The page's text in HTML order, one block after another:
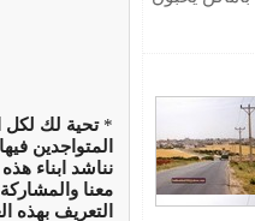
*تحية لك لكل
المتواجدين
نناشد ابناء
معنا
التعريف بهذه